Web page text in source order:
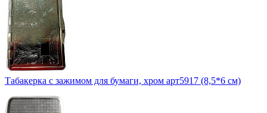
Табакерка с зажимом для бумаги, хром арт5917 (8,5*6 см)